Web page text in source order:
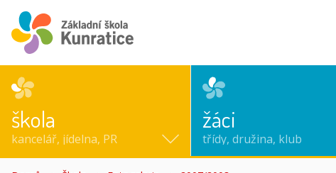
škola
kancelář, jídelna, PR
žáci
třídy, družina, klub